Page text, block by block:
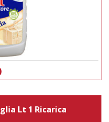
Lt 1 Ricarica